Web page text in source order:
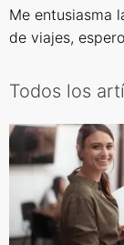
Me entusiasma
de viajes,
Todos los